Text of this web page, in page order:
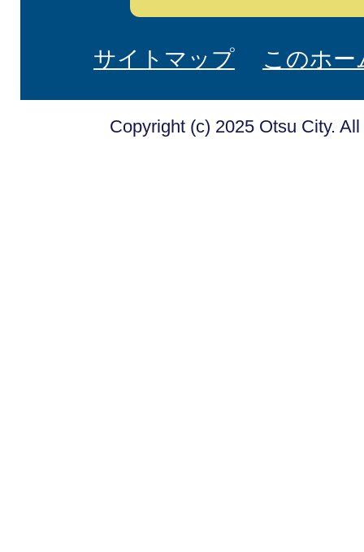
サイトマップ このホ
Copyright (c) 2025 Otsu City.